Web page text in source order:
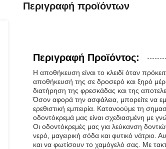
Περιγραφή προϊόντων
Περιγραφή Προϊόντος:
Η αποθήκευση είναι το κλειδί όταν
αποθήκευσή της σε δροσερό και ξηρό
διατήρηση της φρεσκάδας και της
Όσον αφορά την ασφάλεια, μπορείτε να
ερεθιστική εμπειρία. Κατανοούμε τη
οδοντόκρεμά μας είναι σχεδιασμένη με
Οι οδοντόκρεμές μας για λεύκανση
νερό, μαγειρική σόδα και φυτικό νάτριο.
και να φωτίσουν το χαμόγελό σας. Με